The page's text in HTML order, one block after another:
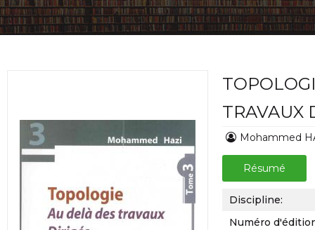
TRAVAUX
Mohammed
Résumé
Discipline:
Numéro